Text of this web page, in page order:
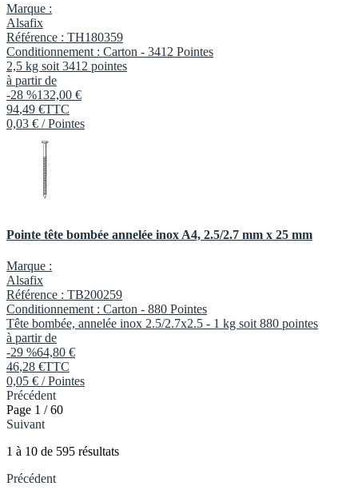
Marque :
Alsafix
Référence : TH180359
Conditionnement : Carton - 3412 Pointes
2,5 kg soit 3412 pointes
à partir de
-28 %132,00 €
94,49 €TTC
0,03 € / Pointes
Pointe tête bombée annelée inox A4, 2.5/2.7 mm x 25 mm
Marque :
Alsafix
Référence : TB200259
Conditionnement : Carton - 880 Pointes
Tête bombée, annelée inox 2.5/2.7x2.5 - 1 kg soit 880 pointes
à partir de
-29 %64,80 €
46,28 €TTC
0,05 € / Pointes
Précédent
Page 1 / 60
Suivant
1 à 10 de 595 résultats
Précédent